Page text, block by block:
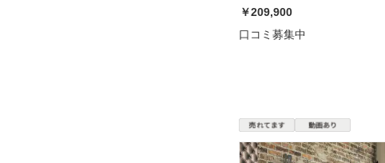
￥209,900
口コミ募集中